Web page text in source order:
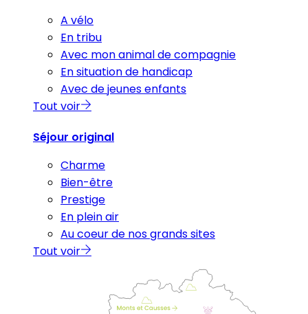
A vélo
En tribu
Avec mon animal de compagnie
En situation de handicap
Avec de jeunes enfants
Tout voir
Séjour original
Charme
Bien-être
Prestige
En plein air
Au coeur de nos grands sites
Tout voir